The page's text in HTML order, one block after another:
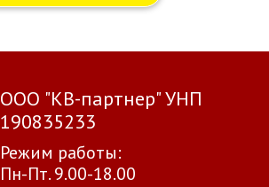
ООО "КВ-партнер" УНП
190835233
Режим работы:
Пн-Пт. 9.00-18.00